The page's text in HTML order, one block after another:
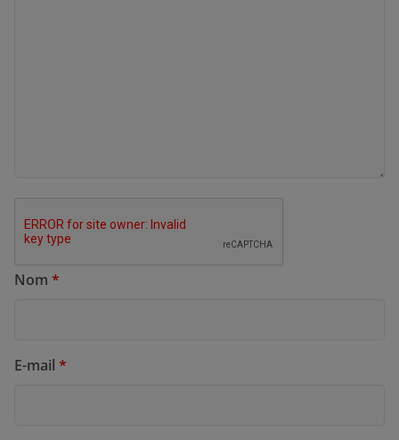
Nom *
E-mail *